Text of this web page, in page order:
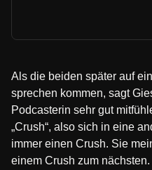
Als die beiden später auf
sprechen kommen, sagt
Podcasterin sehr gut
„Crush“, also sich in eine
immer einen Crush. Sie
einem Crush zum